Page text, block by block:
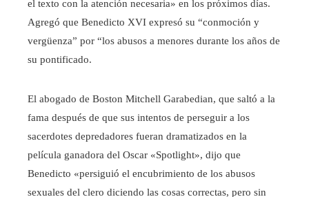
el texto con la atención necesaria» en los próximos días.
Agregó que Benedicto XVI expresó su “conmoción y
vergüenza” por “los abusos a menores durante los años de
su pontificado.
El abogado de Boston Mitchell Garabedian, que saltó a la
fama después de que sus intentos de perseguir a los
sacerdotes depredadores fueran dramatizados en la
película ganadora del Oscar «Spotlight», dijo que
Benedicto «persiguió el encubrimiento de los abusos
sexuales del clero diciendo las cosas correctas, pero sin